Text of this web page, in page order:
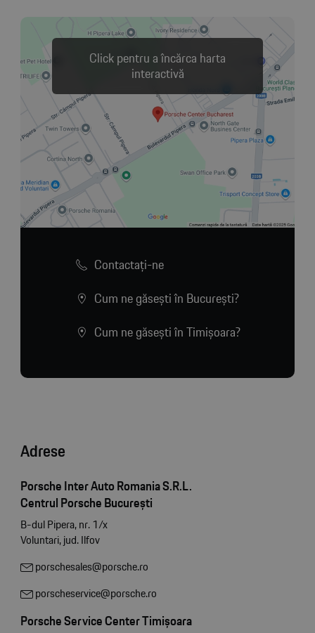
Click pentru a încărca harta
interactivă
Contactaţi-ne
Cum ne găsești în București?
Cum ne găsești în Timișoara?
Adrese
Porsche Inter Auto Romania S.R.L.
Centrul Porsche București
B-dul Pipera, nr. 1/x
Voluntari, jud. Ilfov
porschesales@porsche.ro
porscheservice@porsche.ro
Porsche Service Center Timișoara